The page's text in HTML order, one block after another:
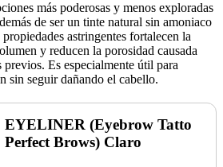
más poderosas y menos exploradas
de ser un tinte natural sin amoniaco
astringentes fortalecen la
y reducen la porosidad causada
Es especialmente útil para
sin seguir dañando el cabello.
EYELINER (Eyebrow Tatto
Perfect Brows) Claro